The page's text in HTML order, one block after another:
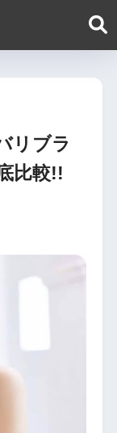
リブラ
比較!!